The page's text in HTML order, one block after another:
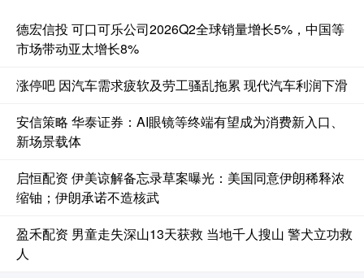
德宏信投 可口可乐公司2026Q2全球销量增长5%，中国等
市场带动亚太增长8%
涨停吧 因汽车需求疲软及劳工骚乱拖累 现代汽车利润下滑
安信策略 华泰证券：AI眼镜等终端有望成为消费新入口、
新场景载体
启恒配资 伊美谅解备忘录草案曝光：美国同意伊朗稀释浓
缩铀；伊朗承诺不造核武
盈禾配资 男童走失深山13天获救 当地千人搜山 警犬立功救
人